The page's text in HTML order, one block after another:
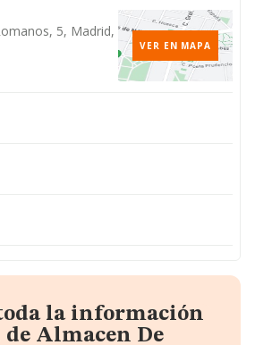
5, Madrid,
VER EN MAPA
la información
Almacen De